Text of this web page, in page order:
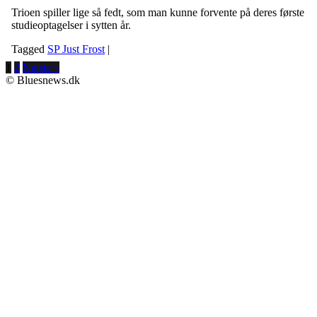
Trioen spiller lige så fedt, som man kunne forvente på deres første
studieoptagelser i sytten år.
Tagged SP Just Frost |
2 Næste »
© Bluesnews.dk